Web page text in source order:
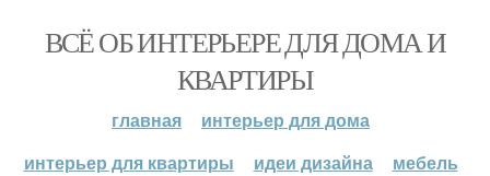
ВСЁ ОБ ИНТЕРЬЕРЕ ДЛЯ ДОМА И
КВАРТИРЫ
главная
интерьер для дома
интерьер для квартиры
идеи дизайна мебель